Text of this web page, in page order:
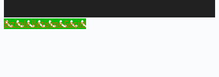
Bizimle İletişime Geçin!